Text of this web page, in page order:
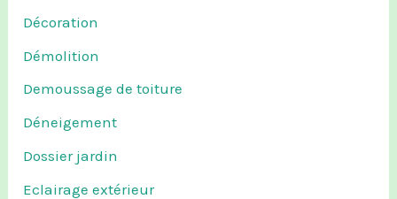
Décoration
Démolition
Demoussage de toiture
Déneigement
Dossier jardin
Eclairage extérieur